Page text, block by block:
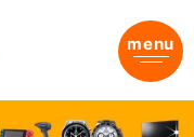
menu